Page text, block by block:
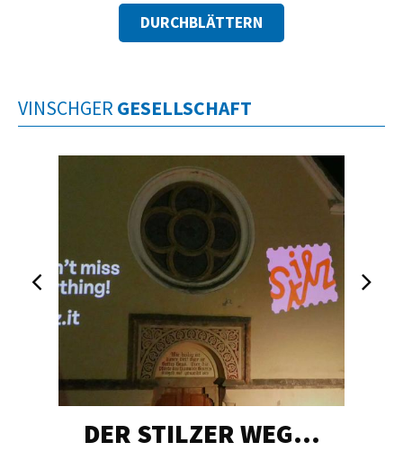
DURCHBLÄTTERN
VINSCHGER GESELLSCHAFT
DER STILZER WEG…